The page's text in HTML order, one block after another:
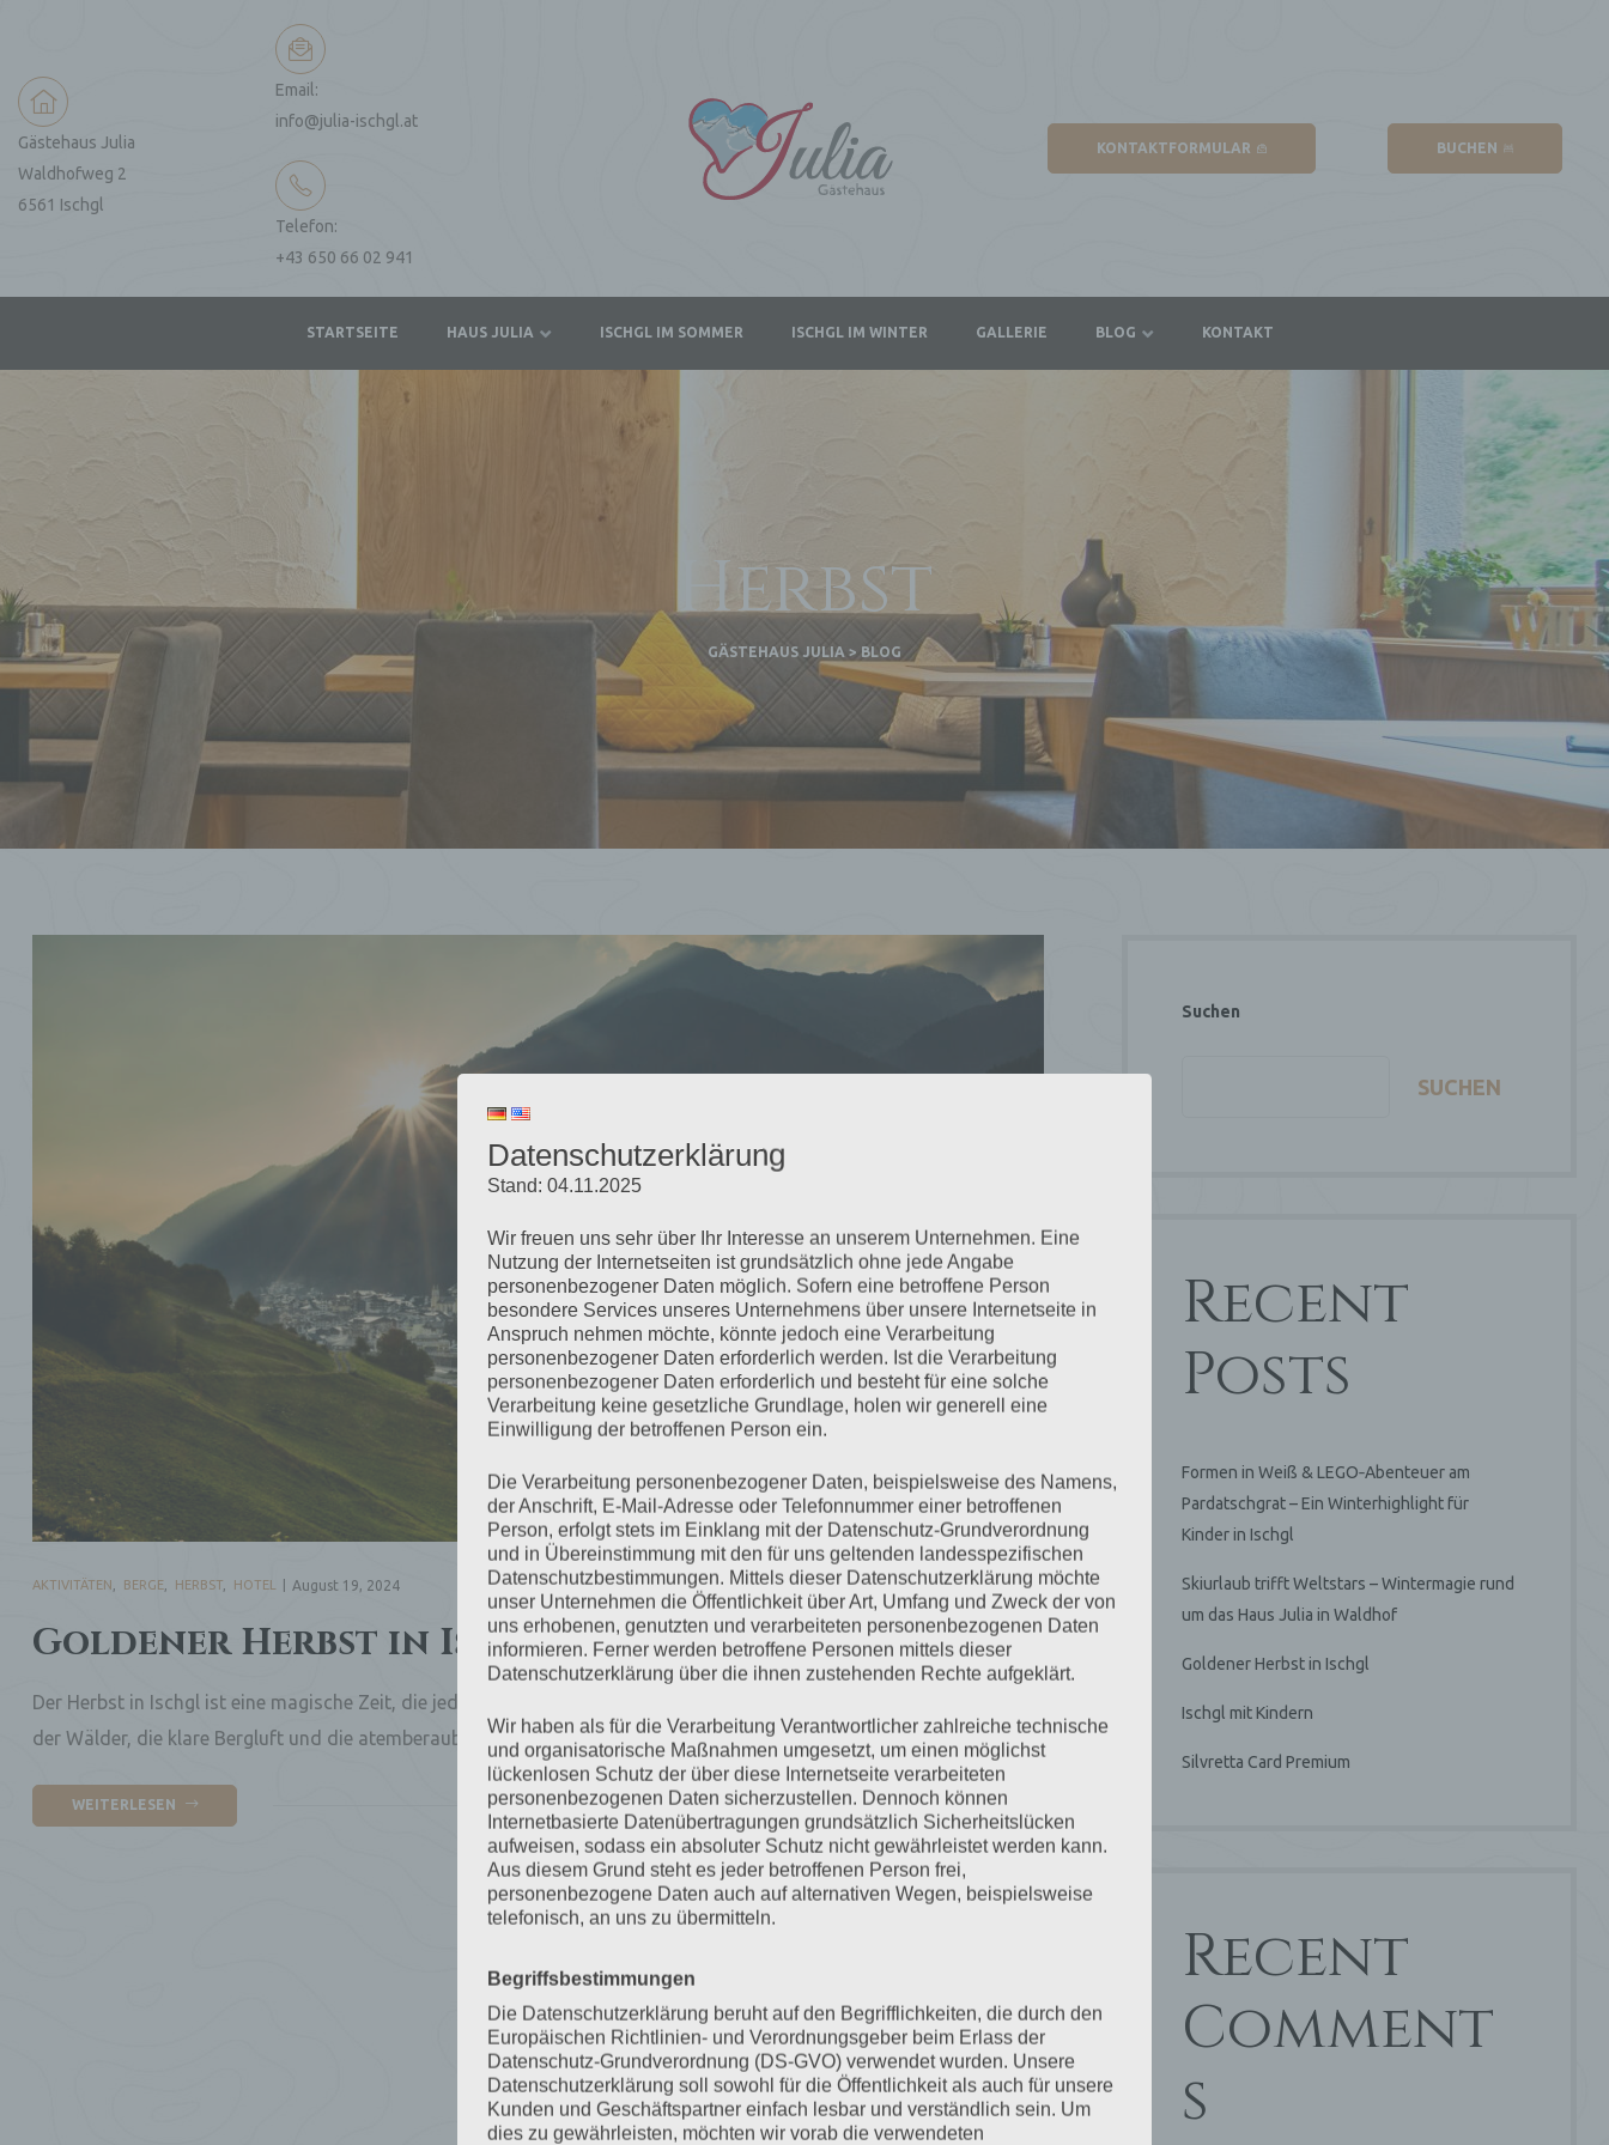
Gästehaus Julia
Waldhofweg 2
6561 Ischgl
Email:
info@julia-ischgl.at
Telefon:
+43 650 66 02 941
KONTAKTFORMULAR BUCHEN
STARTSEITE HAUS JULIA ISCHGL IM SOMMER ISCHGL IM WINTER GALLERIE BLOG KONTAKT
Herbst
GÄSTEHAUS JULIA > BLOG
Goldener Herbst in Ischgl
AKTIVITÄTEN BERGE HERBST HOTEL August 19, 2024
Der Herbst in Ischgl ist eine magische Zeit, die jeden Naturliebhaber und Abenteurer verzaubert. Die goldenen Farben
der Wälder, die klare Bergluft und die atemberaubenden Ausblicke auf die Alpen.
WEITERLESEN
Suchen
SUCHEN
Recent
Posts
Formen in Weiß & LEGO‑Abenteuer am
Pardatschgrat – Ein Winterhighlight für
Kinder in Ischgl
Skiurlaub trifft Weltstars – Wintermagie rund
um das Haus Julia in Waldhof
Goldener Herbst in Ischgl
Ischgl mit Kindern
Silvretta Card Premium
Recent
Comment
s
Datenschutzerklärung
Stand: 04.11.2025
Wir freuen uns sehr über Ihr Interesse an unserem Unternehmen. Eine
Nutzung der Internetseiten ist grundsätzlich ohne jede Angabe
personenbezogener Daten möglich. Sofern eine betroffene Person
besondere Services unseres Unternehmens über unsere Internetseite in
Anspruch nehmen möchte, könnte jedoch eine Verarbeitung
personenbezogener Daten erforderlich werden. Ist die Verarbeitung
personenbezogener Daten erforderlich und besteht für eine solche
Verarbeitung keine gesetzliche Grundlage, holen wir generell eine
Einwilligung der betroffenen Person ein.
Die Verarbeitung personenbezogener Daten, beispielsweise des Namens,
der Anschrift, E-Mail-Adresse oder Telefonnummer einer betroffenen
Person, erfolgt stets im Einklang mit der Datenschutz-Grundverordnung
und in Übereinstimmung mit den für uns geltenden landesspezifischen
Datenschutzbestimmungen. Mittels dieser Datenschutzerklärung möchte
unser Unternehmen die Öffentlichkeit über Art, Umfang und Zweck der von
uns erhobenen, genutzten und verarbeiteten personenbezogenen Daten
informieren. Ferner werden betroffene Personen mittels dieser
Datenschutzerklärung über die ihnen zustehenden Rechte aufgeklärt.
Wir haben als für die Verarbeitung Verantwortlicher zahlreiche technische
und organisatorische Maßnahmen umgesetzt, um einen möglichst
lückenlosen Schutz der über diese Internetseite verarbeiteten
personenbezogenen Daten sicherzustellen. Dennoch können
Internetbasierte Datenübertragungen grundsätzlich Sicherheitslücken
aufweisen, sodass ein absoluter Schutz nicht gewährleistet werden kann.
Aus diesem Grund steht es jeder betroffenen Person frei,
personenbezogene Daten auch auf alternativen Wegen, beispielsweise
telefonisch, an uns zu übermitteln.
Begriffsbestimmungen
Die Datenschutzerklärung beruht auf den Begrifflichkeiten, die durch den
Europäischen Richtlinien- und Verordnungsgeber beim Erlass der
Datenschutz-Grundverordnung (DS-GVO) verwendet wurden. Unsere
Datenschutzerklärung soll sowohl für die Öffentlichkeit als auch für unsere
Kunden und Geschäftspartner einfach lesbar und verständlich sein. Um
dies zu gewährleisten, möchten wir vorab die verwendeten